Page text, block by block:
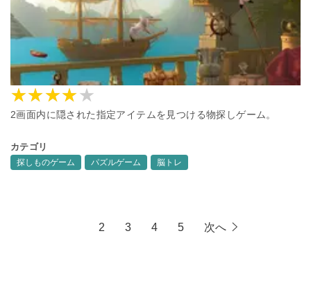
2画面内に隠された指定アイテムを見つける物探しゲーム。
カテゴリ
探しものゲーム
パズルゲーム 脳トレ
2 3 4 5 次へ